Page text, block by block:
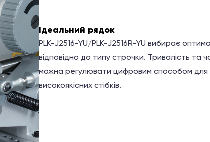
Ідеальний рядок
PLK-J2516-YU/PLK-J2516R-YU вибирає
відповідно до типу строчки. Тривалість та
можна регулювати цифровим способом для
високоякісних стібків.